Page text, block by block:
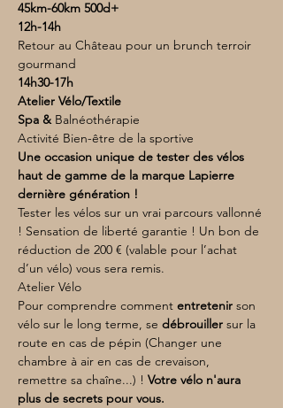
45km-60km 500d+
12h-14h
Retour au Château pour un brunch terroir
gourmand
14h30-17h
Atelier Vélo/Textile
Spa & Balnéothérapie
Activité Bien-être de la sportive
Une occasion unique de tester des vélos
haut de gamme de la marque Lapierre
dernière génération !
Tester les vélos sur un vrai parcours vallonné
! Sensation de liberté garantie ! Un bon de
réduction de 200 € (valable pour l’achat
d’un vélo) vous sera remis.
Atelier Vélo
Pour comprendre comment entretenir son
vélo sur le long terme, se débrouiller sur la
route en cas de pépin (Changer une
chambre à air en cas de crevaison,
remettre sa chaîne...) ! Votre vélo n'aura
plus de secrets pour vous.